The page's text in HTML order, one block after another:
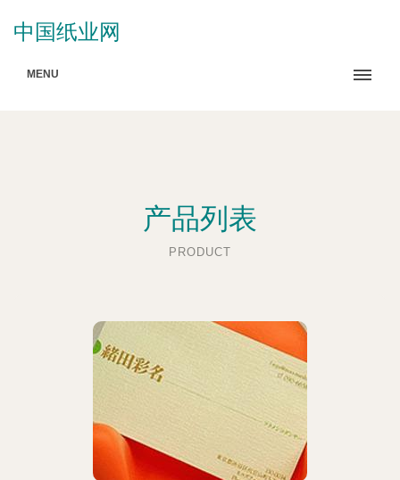
中国纸业网
MENU
产品列表
PRODUCT